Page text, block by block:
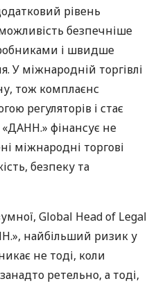
рівень
безпечніше
і швидше
У міжнародній торгівлі
тож комплаєнс
регуляторів і стає
фінансує не
міжнародні торгові
безпеку та
Global Head of Legal
найбільший ризик у
не тоді, коли
ретельно, а тоді,